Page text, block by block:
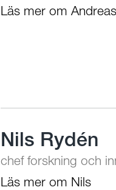
Läs mer om Andreas
Nils Rydén
chef forskning och
Läs mer om Nils